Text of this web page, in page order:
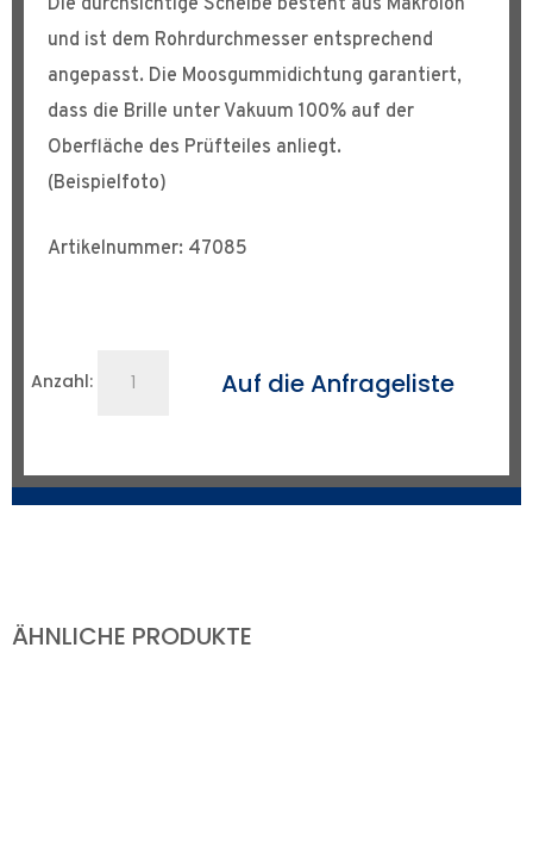
Die durchsichtige Scheibe besteht aus Makrolon
und ist dem Rohrdurchmesser entsprechend
angepasst. Die Moosgummidichtung garantiert,
dass die Brille unter Vakuum 100% auf der
Oberfläche des Prüfteiles anliegt.
(Beispielfoto)
Artikelnummer: 47085
Anzahl: Auf die Anfrageliste
ÄHNLICHE PRODUKTE